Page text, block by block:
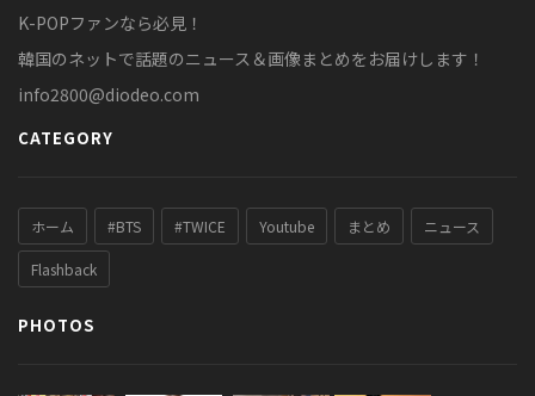
K-POPファンなら必見！
韓国のネットで話題のニュース＆画像まとめをお届けします！
info2800@diodeo.com
CATEGORY
ホーム #BTS #TWICE Youtube まとめ ニュース
Flashback
PHOTOS